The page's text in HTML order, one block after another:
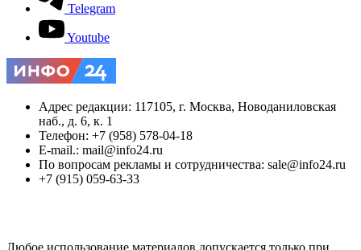
Telegram
Youtube
Адрес редакции: 117105, г. Москва, Новоданиловская
наб., д. 6, к. 1
Телефон: +7 (958) 578-04-18
E-mail.: mail@info24.ru
По вопросам рекламы и сотрудничества: sale@info24.ru
+7 (915) 059-63-33
Любое использование материалов допускается только при